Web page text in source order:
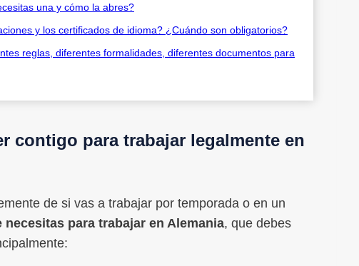
una y cómo la abres?
y los certificados de idioma? ¿Cuándo son obligatorios?
reglas, diferentes formalidades, diferentes documentos para
contigo para trabajar legalmente en
de si vas a trabajar por temporada o en un
para trabajar en Alemania, que debes